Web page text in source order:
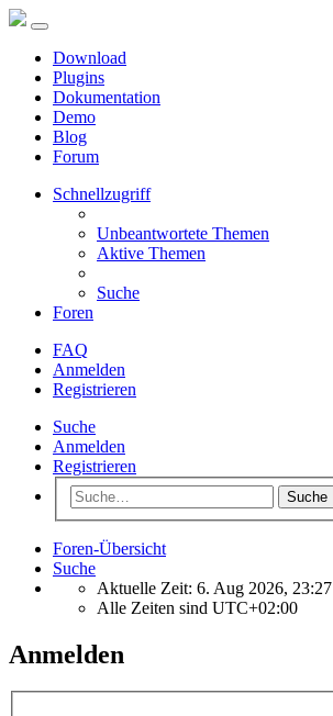
Download
Plugins
Dokumentation
Demo
Blog
Forum
Schnellzugriff
Unbeantwortete Themen
Aktive Themen
Suche
Foren
FAQ
Anmelden
Registrieren
Suche
Anmelden
Registrieren
Suche
Foren-Übersicht
Suche
Aktuelle Zeit: 6. Aug 2026, 23:27
Alle Zeiten sind UTC+02:00
Anmelden